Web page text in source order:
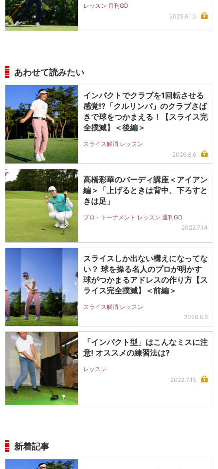
レッスン 月刊GD
2025.6.10
あわせて読みたい
インパクトでクラブを1回転させる
感覚!?「クルリンパ」のクラブさば
きで球をつかまえる！【スライス完
全撲滅】＜後編＞
スライス解消 レッスン
2026.8.6
高橋彩華のバーディ講座＜アイアン
編＞「上げるときは背中、下ろすと
きは足」
プロ・トーナメント レッスン 週刊GD
2022.7.14
スライスしか出ない構えになってな
い？ 球を操る名人のプロが明かす
球がつかまるアドレスの作り方【ス
ライス完全撲滅】＜前編＞
スライス解消 レッスン
2026.8.6
「インパクト型」はこんなミスに注
意! オススメの練習法は?
レッスン
2022.7.15
新着記事